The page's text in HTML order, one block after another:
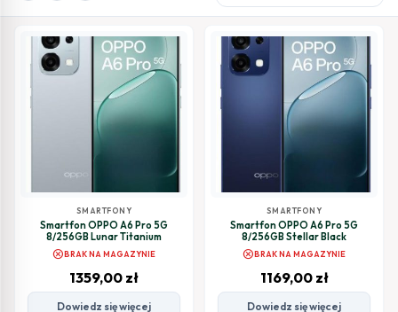
SMARTFONY
Smartfon OPPO A6 Pro 5G
8/256GB Lunar Titanium
cancelBRAK NA MAGAZYNIE
1359,00 zł
Dowiedz się więcej
SMARTFONY
Smartfon OPPO A6 Pro 5G
8/256GB Stellar Black
cancelBRAK NA MAGAZYNIE
1169,00 zł
Dowiedz się więcej